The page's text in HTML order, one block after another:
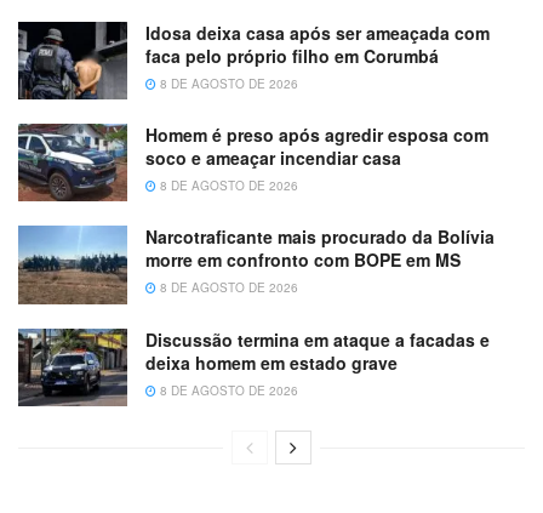
Idosa deixa casa após ser ameaçada com
faca pelo próprio filho em Corumbá
8 DE AGOSTO DE 2026
Homem é preso após agredir esposa com
soco e ameaçar incendiar casa
8 DE AGOSTO DE 2026
Narcotraficante mais procurado da Bolívia
morre em confronto com BOPE em MS
8 DE AGOSTO DE 2026
Discussão termina em ataque a facadas e
deixa homem em estado grave
8 DE AGOSTO DE 2026